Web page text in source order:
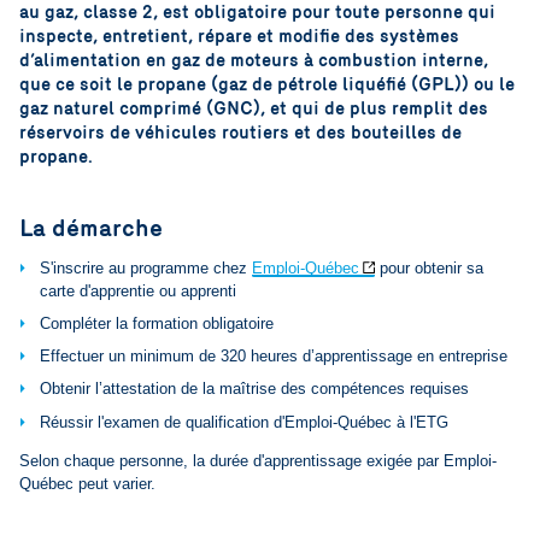
au gaz, classe 2, est obligatoire pour toute personne qui
inspecte, entretient, répare et modifie des systèmes
d’alimentation en gaz de moteurs à combustion interne,
que ce soit le propane (gaz de pétrole liquéfié (GPL)) ou le
gaz naturel comprimé (GNC), et qui de plus remplit des
réservoirs de véhicules routiers et des bouteilles de
propane.
La démarche
S'inscrire au programme chez Emploi-Québec
pour obtenir sa
carte d'apprentie ou apprenti
Compléter la formation obligatoire
Effectuer un minimum de 320 heures d’apprentissage en entreprise
Obtenir l’attestation de la maîtrise des compétences requises
Réussir l'examen de qualification d'Emploi-Québec à l'ETG
Selon chaque personne, la durée d'apprentissage exigée par Emploi-
Québec peut varier.